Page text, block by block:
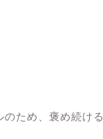
ため、褒め続ける